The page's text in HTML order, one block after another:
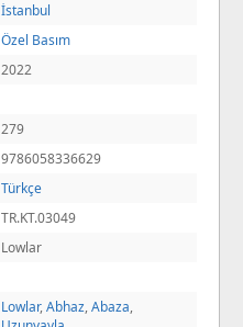
İstanbul
Özel Basım
2022
279
9786058336629
Türkçe
TR.KT.03049
Lowlar
Lowlar,Abhaz,Abaza,